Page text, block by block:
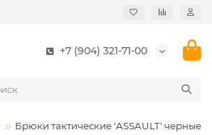
+7 (904) 321-71-00
Брюки тактические ′ASSAULT′ черные